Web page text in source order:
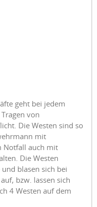
geht bei jedem
von
Die Westen sind so
mit
Notfall auch mit
Die Westen
blasen sich bei
bzw. lassen sich
4 Westen auf dem